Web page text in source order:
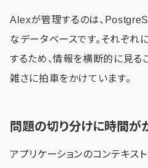
Alexが管理するのは、
なデータベースです。それぞ
するため、情報を横断的に見る
雑さに拍車をかけています。
問題の切り分けに時間が
アプリケーションのコンテキス